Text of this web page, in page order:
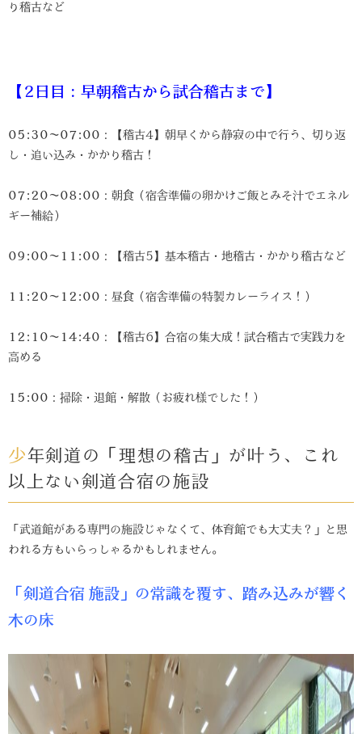
り稽古など
【2日目：早朝稽古から試合稽古まで】
05:30〜07:00 ：【稽古4】朝早くから静寂の中で行う、切り返
し・追い込み・かかり稽古！
07:20〜08:00 ：朝食（宿舎準備の卵かけご飯とみそ汁でエネル
ギー補給）
09:00〜11:00 ：【稽古5】基本稽古・地稽古・かかり稽古など
11:20〜12:00 ：昼食（宿舎準備の特製カレーライス！）
12:10〜14:40 ：【稽古6】合宿の集大成！試合稽古で実践力を
高める
15:00 ：掃除・退館・解散（お疲れ様でした！）
少年剣道の「理想の稽古」が叶う、これ
以上ない剣道合宿の施設
「武道館がある専門の施設じゃなくて、体育館でも大丈夫？」と思
われる方もいらっしゃるかもしれません。
「剣道合宿 施設」の常識を覆す、踏み込みが響く
木の床